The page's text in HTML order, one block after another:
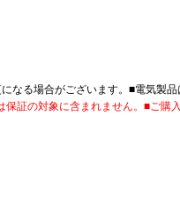
なる場合がございます。■電気製
証の対象に含まれません。■ご